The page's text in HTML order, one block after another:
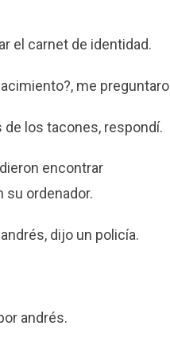
el carnet de identidad.
me
de los tacones, respondí.
encontrar
su ordenador.
dijo un policía.
andrés.